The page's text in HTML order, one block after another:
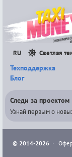
RU Светлая
Техподдержка
Блог
Следи за проектом
Узнай первым о
© 2014-2026 ·